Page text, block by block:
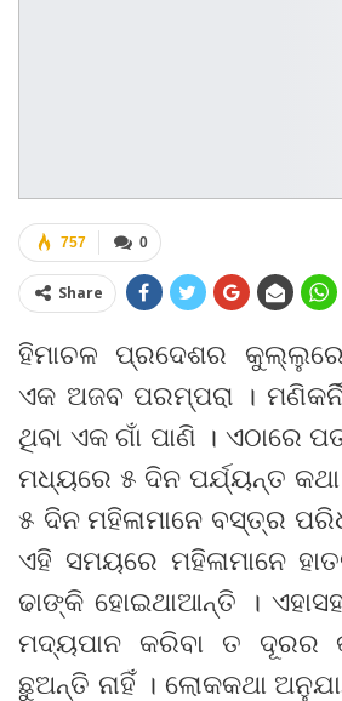
0
757
Share
ହିମାଚଳ ପ୍ରଦେଶର
ଏକ ଅଜବ ପରମ୍ପରା ।
ଥିବା ଏକ ଗାଁ ପାଣି । ଏଠାରେ
ମଧ୍ୟରେ ୫ ଦିନ ପର୍ଯ୍ୟନ୍ତ କଥା
୫ ଦିନ ମହିଳାମାନେ ବସ୍ତ୍ର
ଏହି ସମୟରେ ମହିଳାମାନେ
ଢାଙ୍କି ହୋଇଥାଆନ୍ତି ।
ମଦ୍ୟପାନ କରିବା ତ ଦୂରର
ଛୁଅନ୍ତି ନାହିଁ । ଲୋକକଥା